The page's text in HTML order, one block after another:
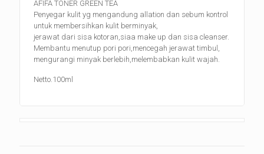
AFIFA TONER GREEN TEA
Penyegar kulit yg mengandung allation dan sebum kontrol
untuk membersihkan kulit berminyak,
jerawat dari sisa kotoran,siaa make up dan sisa cleanser.
Membantu menutup pori pori,mencegah jerawat timbul,
mengurangi minyak berlebih,melembabkan kulit wajah.
Netto.100ml